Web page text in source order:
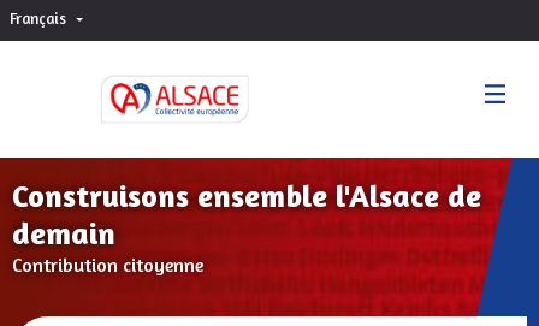
Français Choisir la langue
Construisons ensemble l'Alsace de
demain
Contribution citoyenne